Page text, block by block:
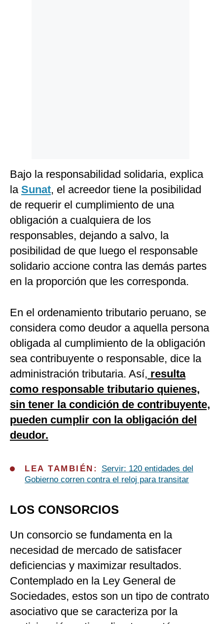
Bajo la responsabilidad solidaria, explica
la Sunat, el acreedor tiene la posibilidad
de requerir el cumplimiento de una
obligación a cualquiera de los
responsables, dejando a salvo, la
posibilidad de que luego el responsable
solidario accione contra las demás partes
en la proporción que les corresponda.
En el ordenamiento tributario peruano, se
considera como deudor a aquella persona
obligada al cumplimiento de la obligación
sea contribuyente o responsable, dice la
administración tributaria. Así, resulta
como responsable tributario quienes,
sin tener la condición de contribuyente,
pueden cumplir con la obligación del
deudor.
LEA TAMBIÉN: Servir: 120 entidades del
Gobierno corren contra el reloj para transitar
LOS CONSORCIOS
Un consorcio se fundamenta en la
necesidad de mercado de satisfacer
deficiencias y maximizar resultados.
Contemplado en la Ley General de
Sociedades, estos son un tipo de contrato
asociativo que se caracteriza por la